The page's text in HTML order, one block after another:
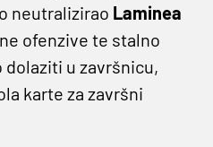
neutralizirao Laminea
ofenzive te stalno
dolaziti u završnicu,
karte za završni